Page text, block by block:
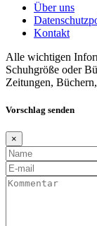
Über uns
Kontakt
Alle wichtigen
Schuhgröße oder
Zeitungen,
Vorschlag senden
×